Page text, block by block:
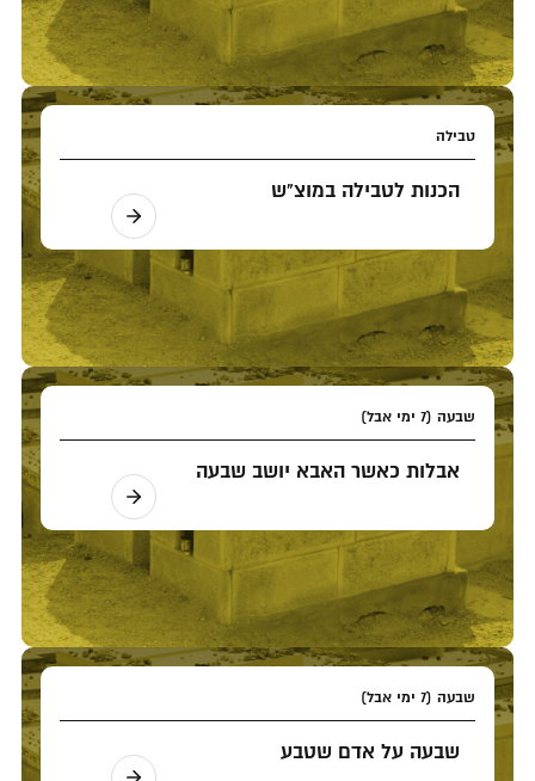
טבילה
הכנות לטבילה במוצ"ש
שבעה (7 ימי אבל)
אבלות כאשר האבא יושב שבעה
שבעה (7 ימי אבל)
שבעה על אדם שטבע